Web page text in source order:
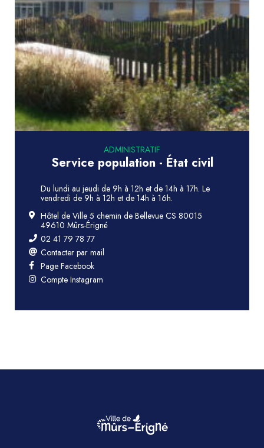
ADMINISTRATIF
Service population - État civil
Du lundi au jeudi de 9h à 12h et de 14h à 17h. Le
vendredi de 9h à 12h et de 14h à 16h.
Hôtel de Ville 5 chemin de Bellevue CS 80015
49610 Mûrs-Érigné
02 41 79 78 77
Contacter par mail
Page Facebook
Compte Instagram